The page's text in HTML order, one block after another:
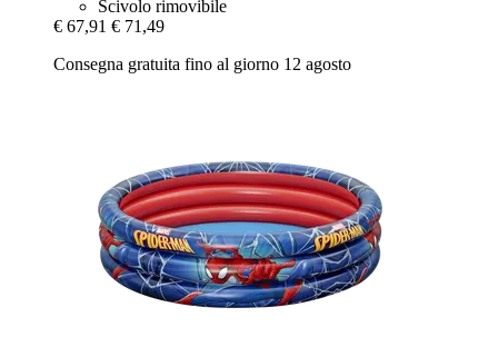
Scivolo rimovibile
€ 67,91 € 71,49
Consegna gratuita fino al giorno 12 agosto